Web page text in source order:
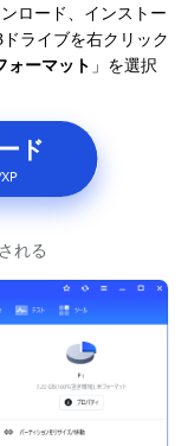
ロード、インストー
ライブを右クリック
ォーマット 」を選択
ド
れる